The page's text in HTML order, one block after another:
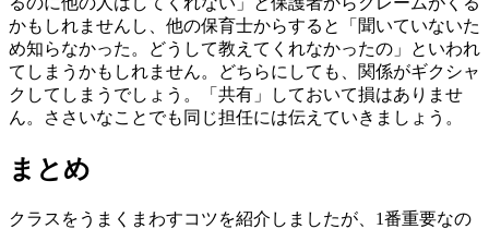
かもしれませんし、他の保育士からすると「聞いていないた
め知らなかった。どうして教えてくれなかったの」といわれ
てしまうかもしれません。どちらにしても、関係がギクシャ
クしてしまうでしょう。「共有」しておいて損はありませ
ん。ささいなことでも同じ担任には伝えていきましょう。
まとめ
クラスをうまくまわすコツを紹介しましたが、1番重要なの